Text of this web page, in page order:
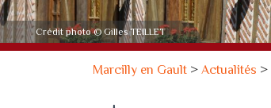
Crédit photo © Gilles TEILLET
Marcilly en Gault >Actualités >